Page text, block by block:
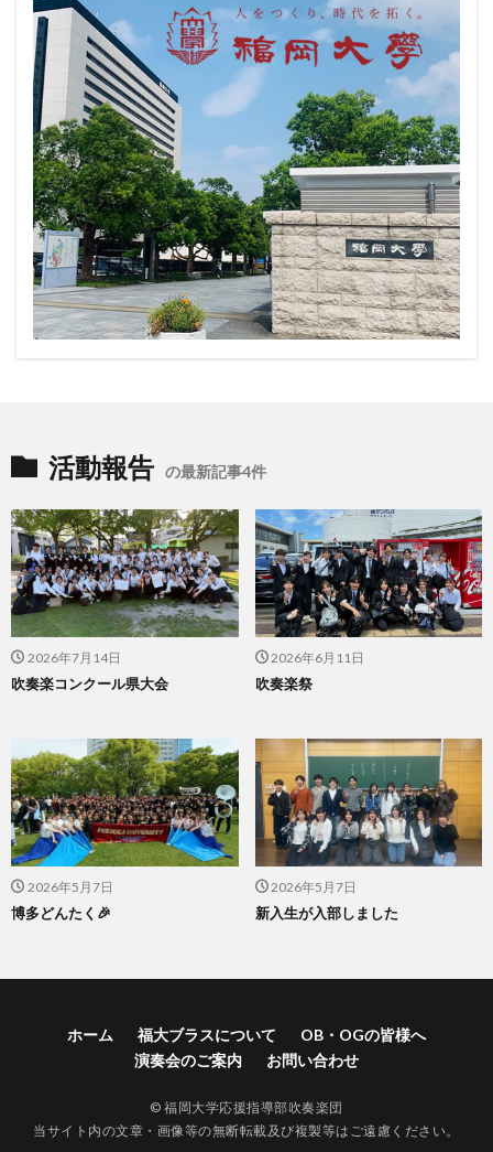
活動報告 の最新記事4件
2026年7月14日
吹奏楽コンクール県大会
2026年6月11日
吹奏楽祭
2026年5月7日
博多どんたく🎉
2026年5月7日
新入生が入部しました
ホーム 福大ブラスについて
OB・OGの皆様へ
演奏会のご案内
お問い合わせ
© 福岡大学応援指導部吹奏楽団